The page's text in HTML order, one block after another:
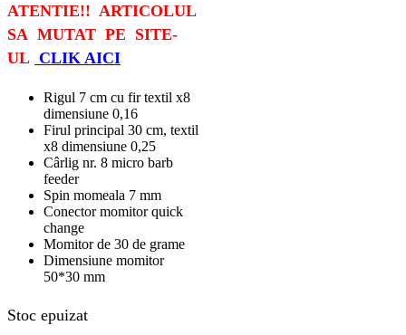
ATENTIE!! ARTICOLUL
SA MUTAT PE SITE-
UL CLIK AICI
Rigul 7 cm cu fir textil x8
dimensiune 0,16
Firul principal 30 cm, textil
x8 dimensiune 0,25
Cârlig nr. 8 micro barb
feeder
Spin momeala 7 mm
Conector momitor quick
change
Momitor de 30 de grame
Dimensiune momitor
50*30 mm
Stoc epuizat